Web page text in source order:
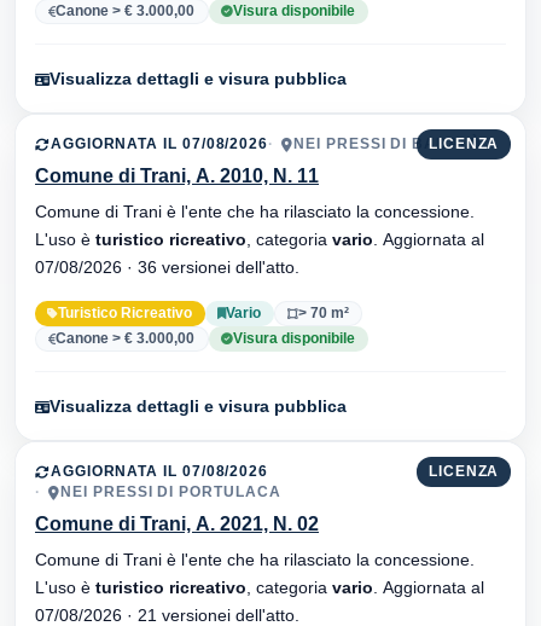
Canone > € 3.000,00
Visura disponibile
Visualizza dettagli e visura pubblica
LICENZA
AGGIORNATA IL 07/08/2026 NEI PRESSI DI BABALÙ
Comune di Trani, A. 2010, N. 11
Comune di Trani è l'ente che ha rilasciato la concessione.
L'uso è turistico ricreativo , categoria vario
07/08/2026 · 36 versionei dell'atto.
Turistico Ricreativo Vario
> 70 m²
Canone > € 3.000,00
Visura disponibile
Visualizza dettagli e visura pubblica
LICENZA
AGGIORNATA IL 07/08/2026
NEI PRESSI DI PORTULACA
Comune di Trani, A. 2021, N. 02
Comune di Trani è l'ente che ha rilasciato la concessione.
L'uso è turistico ricreativo , categoria vario
07/08/2026 · 21 versionei dell'atto.